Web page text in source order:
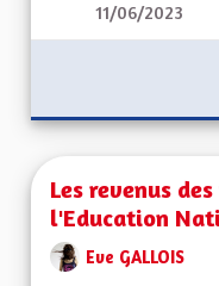
11/06/2023
Les revenus
l'Education
Eve GALLOIS